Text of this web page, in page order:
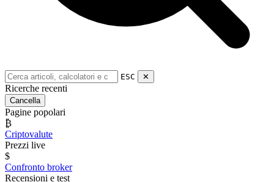
ESC ✕
Ricerche recenti
Cancella
Pagine popolari
₿
Criptovalute
Prezzi live
$
Confronto broker
Recensioni e test